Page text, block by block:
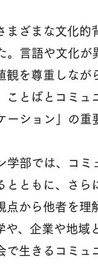
ざまな文化的
言語や文化
を尊重しなが
とばとコミ
ション」の重
部では、コ
ともに、さ
から他者を理
、企業や地
生きるコミュ